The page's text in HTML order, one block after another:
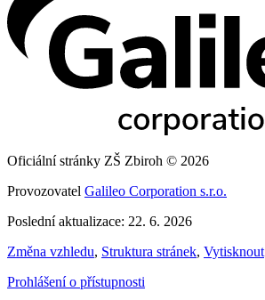
Oficiální stránky ZŠ Zbiroh © 2026
Provozovatel Galileo Corporation s.r.o.
Poslední aktualizace: 22. 6. 2026
Změna vzhledu, Struktura stránek, Vytisknout
Prohlášení o přístupnosti